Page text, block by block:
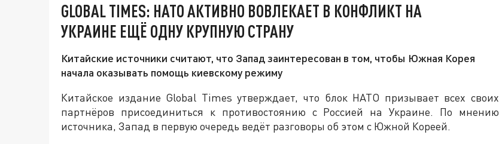
GLOBAL TIMES: НАТО АКТИВНО ВОВЛЕКАЕТ В КОНФЛИКТ НА
УКРАИНЕ ЕЩЁ ОДНУ КРУПНУЮ СТРАНУ
Китайские источники считают, что Запад заинтересован в том, чтобы Южная Корея
начала оказывать помощь киевскому режиму
Китайское издание Global Times утверждает, что блок НАТО призывает всех своих
партнёров присоединиться к противостоянию с Россией на Украине. По мнению
источника, Запад в первую очередь ведёт разговоры об этом с Южной Кореей.